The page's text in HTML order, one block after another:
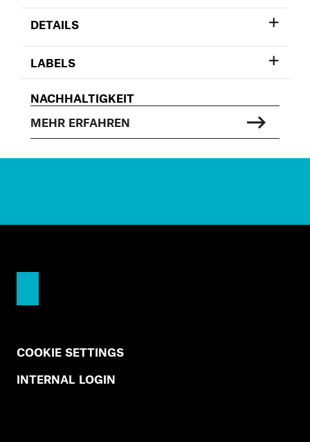
DETAILS
LABELS
NACHHALTIGKEIT
MEHR ERFAHREN
COOKIE SETTINGS
INTERNAL LOGIN